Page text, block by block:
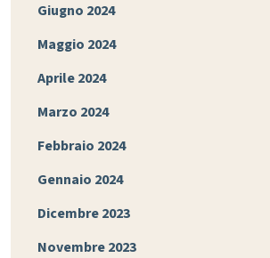
Giugno 2024
Maggio 2024
Aprile 2024
Marzo 2024
Febbraio 2024
Gennaio 2024
Dicembre 2023
Novembre 2023